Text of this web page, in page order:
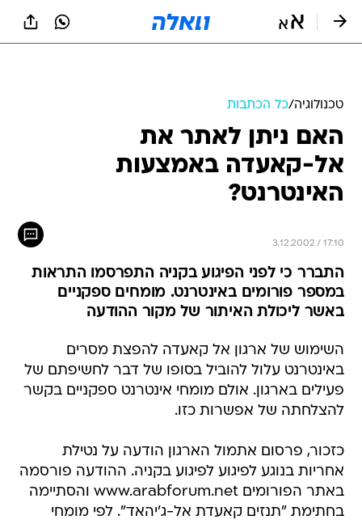
טכנולוגיה/כל הכתבות
האם ניתן לאתר את
אל-קאעדה באמצעות
האינטרנט?
3.12.2002 / 17:10
התברר כי לפני הפיגוע בקניה התפרסמו התראות
במספר פורומים באינטרנט. מומחים ספקניים
באשר ליכולת האיתור של מקור ההודעה
השימוש של ארגון אל קאעדה להפצת מסרים
באינטרנט עלול להוביל בסופו של דבר לחשיפתם של
פעילים בארגון. אולם מומחי אינטרנט ספקניים בקשר
להצלחתה של אפשרות כזו.
כזכור, פרסום אתמול הארגון הודעה על נטילת
אחריות בנוגע לפיגוע לפיגוע בקניה. ההודעה פורסמה
באתר הפורומים www.arabforum.net והסתיימה
בחתימת "תנזים קאעדת אל-ג'יהאד". לפי מומחי